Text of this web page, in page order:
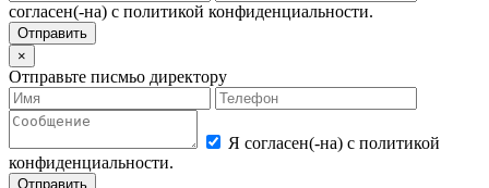
согласен(-на) с политикой конфиденциальности.
×
Отправьте писмьо директору
Я согласен(-на) с политикой
конфиденциальности.